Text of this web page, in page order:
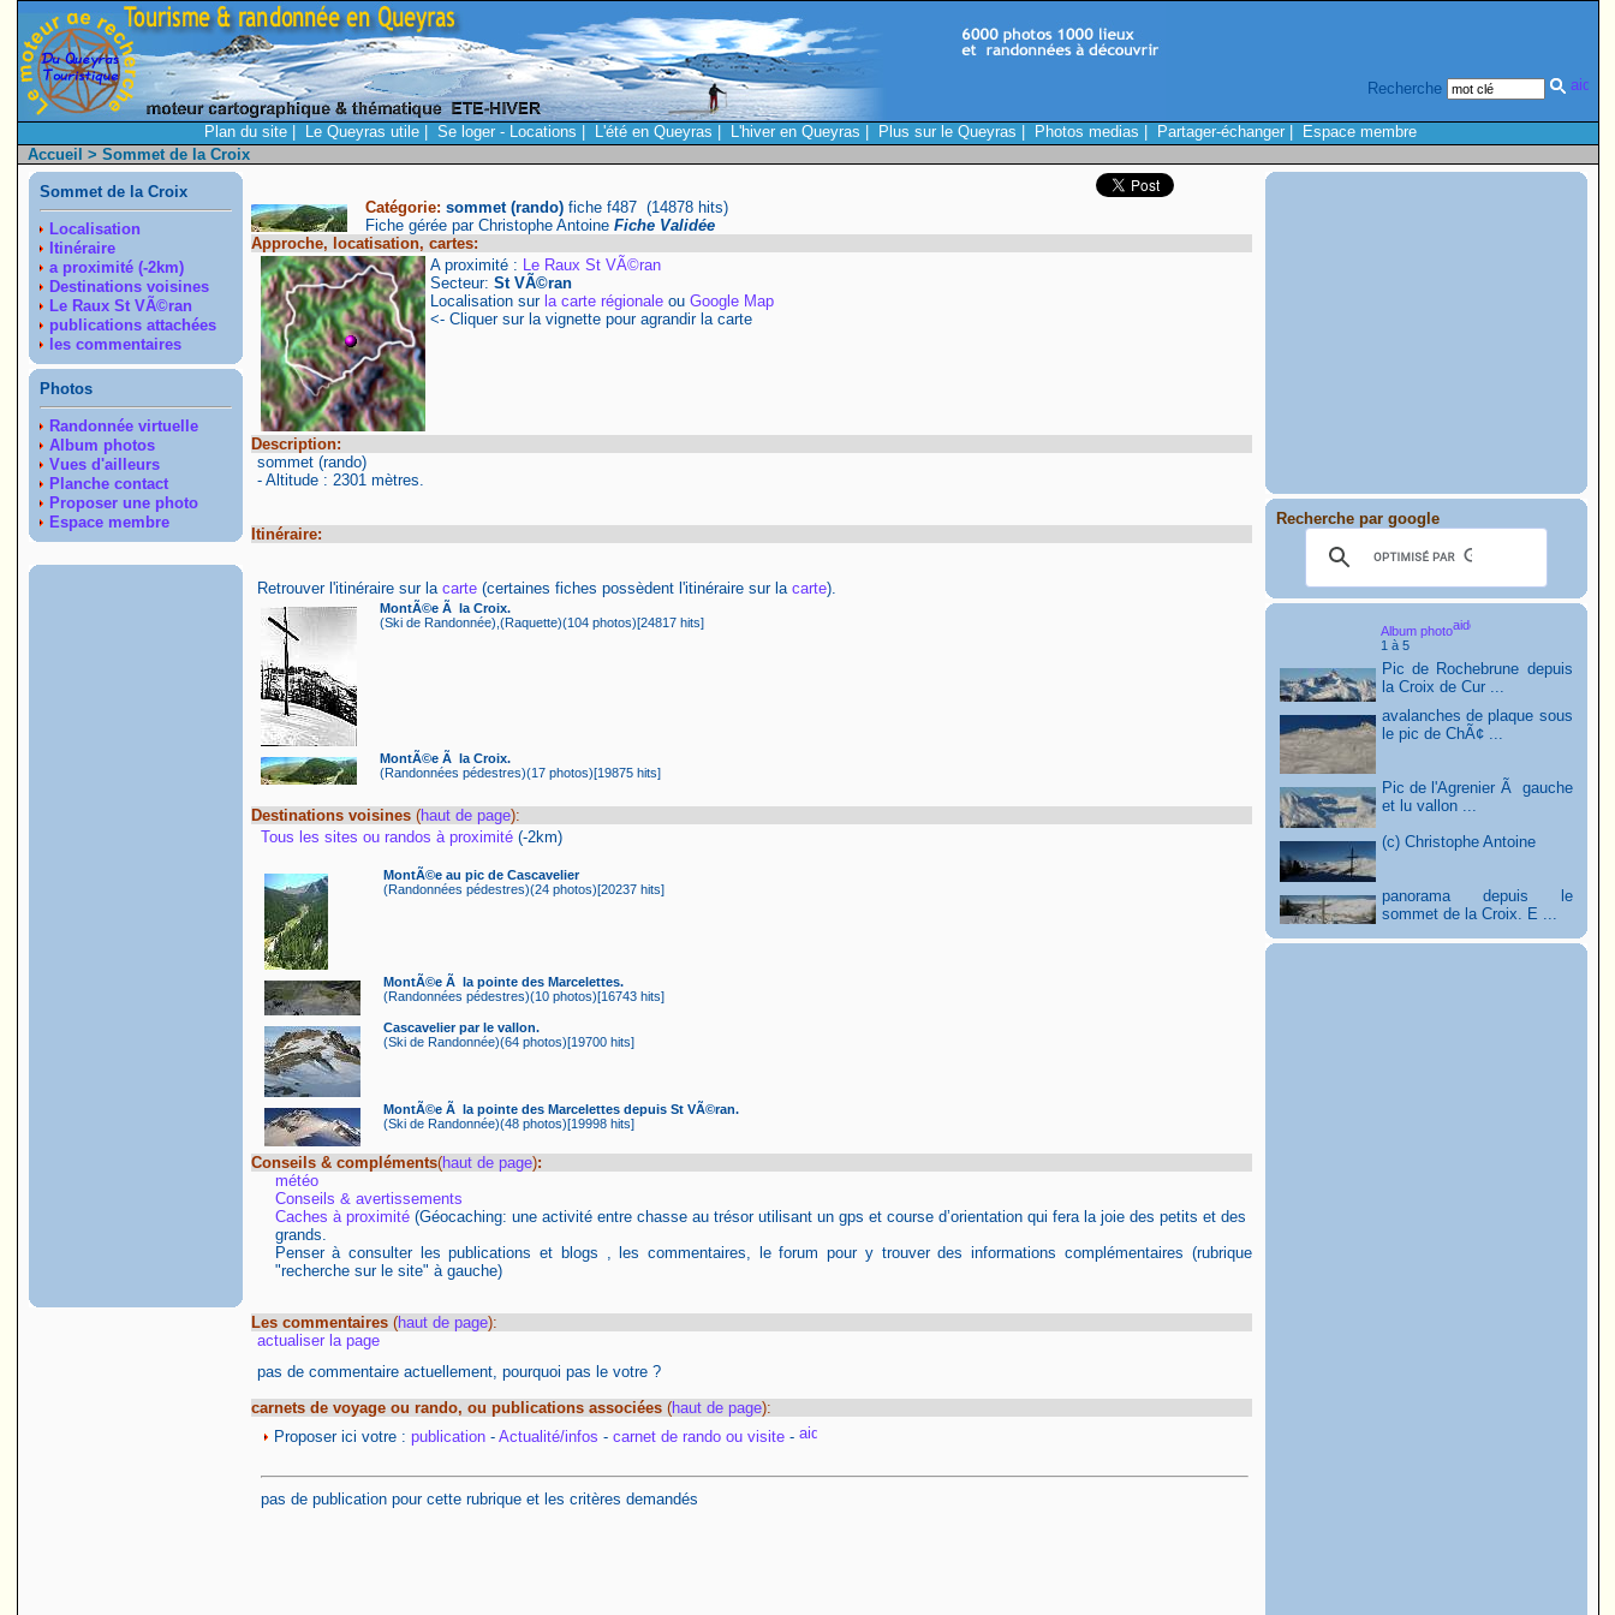
Recherche
Plan du site| Le Queyras utile| Se loger - Locations L'été en Queyras L'hiver en Queyras Plus sur le Queyras Photos medias Partager-échanger|
Espace membre
Accueil > Sommet de la Croix
Sommet de la Croix
Localisation
Itinéraire
a proximité (-2km)
Destinations voisines
Le Raux St VÃ©ran
publications attachées
les commentaires
Photos
Randonnée virtuelle
Album photos
Vues d'ailleurs
Planche contact
Proposer une photo
Espace membre
Catégorie: sommet (rando) fiche f487 (14878 hits)
Fiche gérée par Christophe Antoine Fiche Validée
Approche, locatisation, cartes:
A proximité : Le Raux St VÃ©ran
Secteur: St VÃ©ran
Localisation sur la carte régionaleou Google Map
<- Cliquer sur la vignette pour agrandir la carte
Description:
sommet (rando)
- Altitude : 2301 mètres.
Itinéraire:
Retrouver l'itinéraire sur la carte(certaines fiches possèdent l'itinéraire sur la carte).
MontÃ©e Ã la Croix.
(Ski de Randonnée),(Raquette)(104 photos)[24817 hits]
MontÃ©e Ã la Croix.
(Randonnées pédestres)(17 photos)[19875 hits]
Destinations voisines(haut de page):
Tous les sites ou randos à proximité (-2km)
MontÃ©e au pic de Cascavelier
(Randonnées pédestres)(24 photos)[20237 hits]
MontÃ©e Ã la pointe des Marcelettes.
(Randonnées pédestres)(10 photos)[16743 hits]
Cascavelier par le vallon.
(Ski de Randonnée)(64 photos)[19700 hits]
MontÃ©e Ã la pointe des Marcelettes depuis St VÃ©ran.
(Ski de Randonnée)(48 photos)[19998 hits]
Conseils & compléments(haut de page):
météo
Conseils & avertissements
Caches à proximité(Géocaching: une activité entre chasse au trésor utilisant un gps et course d’orientation qui fera la joie des petits et des
grands.
Penser à consulter les publications et blogs , les commentaires, le forum pour y trouver des informations complémentaires (rubrique
"recherche sur le site" à gauche)
Les commentaires(haut de page):
actualiser la page
pas de commentaire actuellement, pourquoi pas le votre ?
carnets de voyage ou rando, ou publications associées(haut de page):
Proposer ici votre : publication- Actualité/infos - carnet de rando ou visite-
pas de publication pour cette rubrique et les critères demandés
Recherche par google
Album photo
1 à 5
Pic de Rochebrune depuis
la Croix de Cur ...
avalanches de plaque sous
le pic de ChÃ¢ ...
Pic de l'Agrenier Ã gauche
et lu vallon ...
(c) Christophe Antoine
panorama depuis le
sommet de la Croix. E ...